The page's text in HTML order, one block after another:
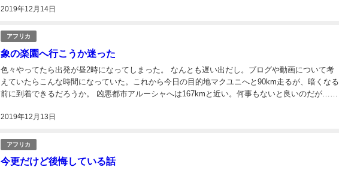
2019年12月14日
アフリカ
象の楽園へ行こうか迷った
2019年12月13日
色々やってたら出発が昼2時になってしまった。 なんとも遅い出だし。ブログや動画について考
えていたらこんな時間になっていた。これから今日の目的地マクユニへと90km走るが、暗くなる
前に到着できるだろうか。 凶悪都市アルーシャへは167kmと近い。何事もないと良いのだが…。
アフリカ
今更だけど後悔している話